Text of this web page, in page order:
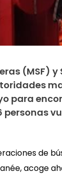
(MSF)
para
personas
de
acoge